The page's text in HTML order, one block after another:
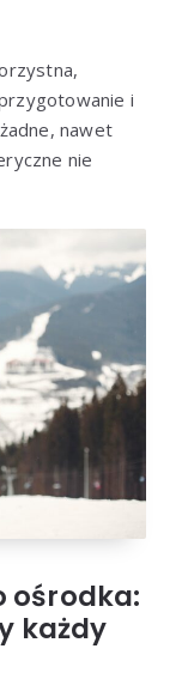
i
nawet
nie
ośrodka:
każdy